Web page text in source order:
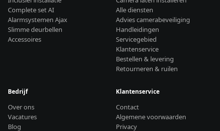
Complete set AI
Alarmsystemen Ajax
Slimme deurbellen
Accessoires
Alle diensten
Advies camerabeveiliging
Handleidingen
Servicegebied
Klantenservice
Bestellen & levering
Retourneren & ruilen
Bedrijf
Over ons
Vacatures
Blog
Klantenservice
Contact
Algemene voorwaarden
Privacy